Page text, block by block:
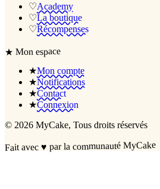
♡Academy
♡La boutique
♡Récompenses
★Mon espace
★Mon compte
★Notifications
★Contact
★Connexion
© 2026 MyCake, Tous droits réservés
Fait avec♥ par la communauté MyCake